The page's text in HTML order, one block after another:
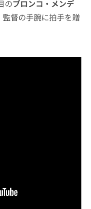
のブロンコ・メンデ
督の手腕に拍手を贈